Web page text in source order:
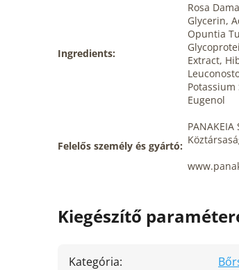
Ingredients:
Rosa
Glycerin,
Opuntia
Extract,
Eugenol
Felelős személy és gyártó:
Kiegészítő
Kategória: